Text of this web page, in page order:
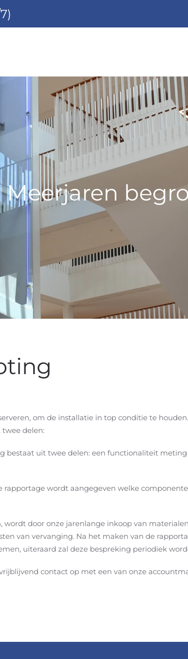
Meerjaren
om de installatie in top conditie te houden.
twee delen:
bestaat uit twee delen: een functionaliteit
rapportage wordt aangegeven welke
door onze jarenlange inkoop van
van vervanging. Na het maken van de
uiteraard zal deze bespreking periodiek
contact op met een van onze